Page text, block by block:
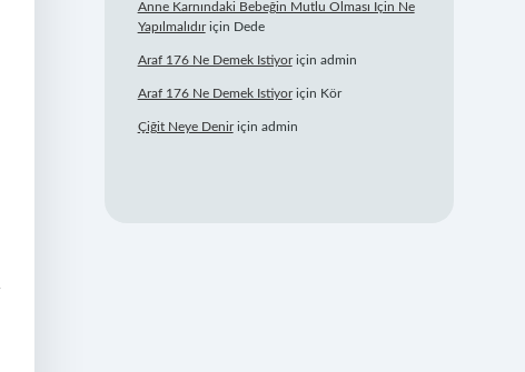
Anne Karnındaki Bebeğin Mutlu Olması Için Ne
Yapılmalıdıriçin Dede
Araf 176 Ne Demek Istiyoriçin admin
Araf 176 Ne Demek Istiyoriçin Kör
Çiğit Neye Deniriçin admin